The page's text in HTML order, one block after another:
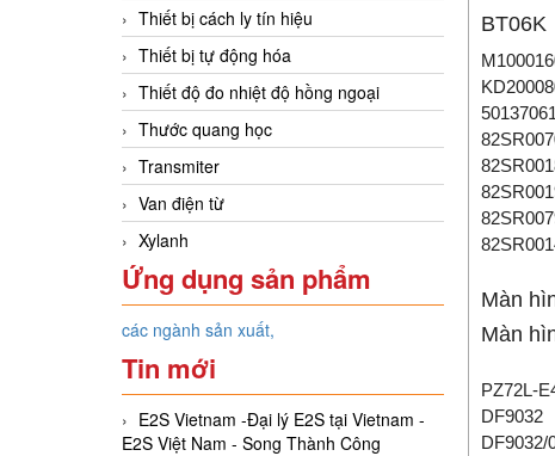
Thiết bị cách ly tín hiệu
Thiết bị tự động hóa
Thiết độ đo nhiệt độ hồng ngoại
Thước quang học
Transmiter
Van điện từ
Xylanh
Ứng dụng sản phẩm
các ngành sản xuất,
Tin mới
E2S Vietnam -Đại lý E2S tại Vietnam -
E2S Việt Nam - Song Thành Công
BT06K
Màn
Màn
PZ72L-
DF9032
DF9032/